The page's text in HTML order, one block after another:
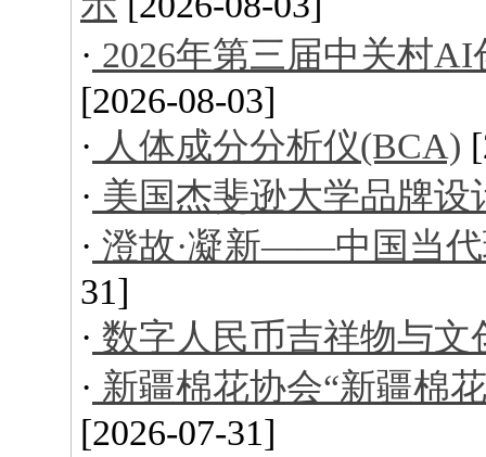
· 2026年第三届中关村
[2026-08-03]
· 人体成分分析仪(BCA)
· 美国杰斐逊大学品牌设
· 澄故·凝新——中国当
31]
· 数字人民币吉祥物与文
· 新疆棉花协会“新疆棉
[2026-07-31]